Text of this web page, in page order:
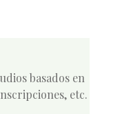
basados en
etc.